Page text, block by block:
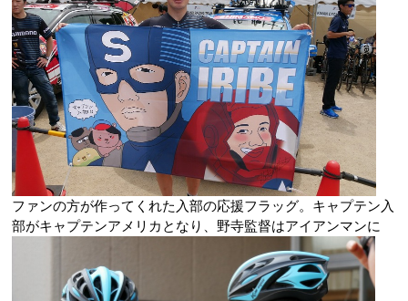
ファンの方が作ってくれた入部の応援フラッグ。キャプテン入
部がキャプテンアメリカとなり、野寺監督はアイアンマンに